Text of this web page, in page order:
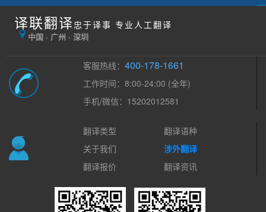
译联翻译 忠于译事 专业人工翻译
中国 · 广州 · 深圳
客服热线：400-178-1661
工作时间：8:00-24:00 (全年)
手机/微信：15202012581
翻译类型
翻译语种
关于我们
涉外翻译
翻译报价
翻译资讯